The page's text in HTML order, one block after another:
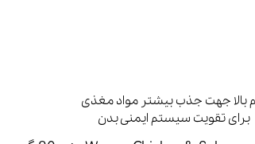
بالا جهت جذب بیشتر مواد مغذی
برای تقویت سیستم ایمنی بدن